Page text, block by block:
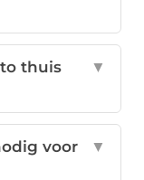
thuis
▼
voor
▼